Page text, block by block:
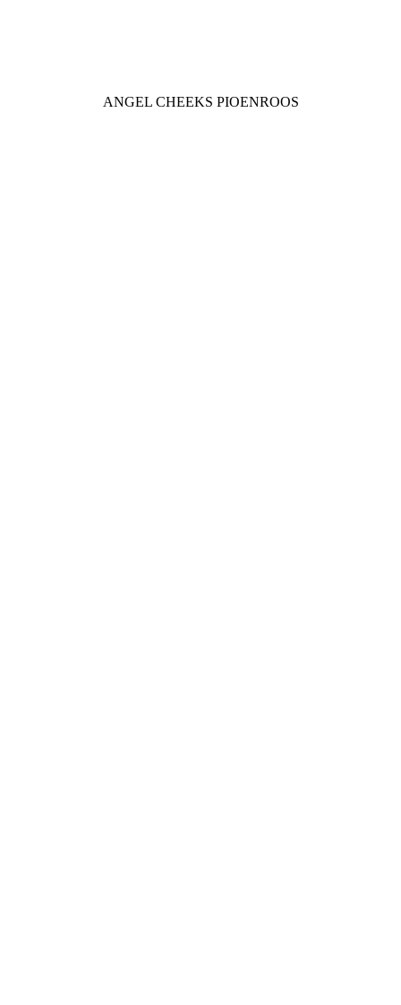
ANGEL CHEEKS PIOENROOS